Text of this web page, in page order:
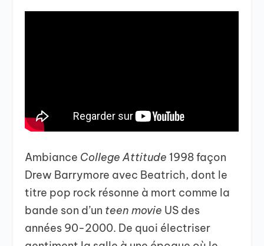
Ambiance College Attitude 1998 façon
Drew Barrymore avec Beatrich, dont le
titre pop rock résonne à mort comme la
bande son d’un teen movie US des
années 90-2000. De quoi électriser